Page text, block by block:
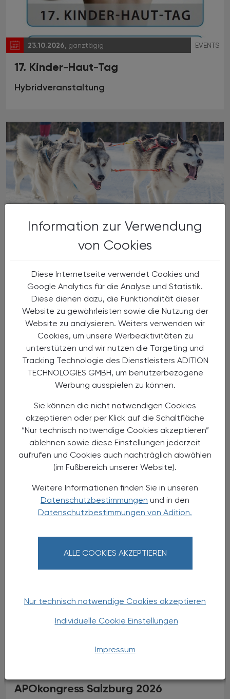
Information zur Verwendung
von Cookies
Diese Internetseite verwendet Cookies und
Google Analytics für die Analyse und Statistik.
Diese dienen dazu, die Funktionalität dieser
Website zu gewährleisten sowie die Nutzung der
Website zu analysieren. Weiters verwenden wir
Cookies, um unsere Werbeaktivitäten zu
unterstützen und wir nutzen die Targeting und
Tracking Technologie des Dienstleisters ADITION
TECHNOLOGIES GMBH, um benutzerbezogene
Werbung ausspielen zu können.
Sie können die nicht notwendigen Cookies
akzeptieren oder per Klick auf die Schaltfläche
“Nur technisch notwendige Cookies akzeptieren”
ablehnen sowie diese Einstellungen jederzeit
aufrufen und Cookies auch nachträglich abwählen
(im Fußbereich unserer Website).
Weitere Informationen finden Sie in unseren
Datenschutzbestimmungen und in den
Datenschutzbestimmungen von Adition.
ALLE COOKIES AKZEPTIEREN
Nur technisch notwendige Cookies akzeptieren
Individuelle Cookie Einstellungen
Impressum
23.10.2026 , ganztägig EVENTS
17. Kinder-Haut-Tag
Hybridveranstaltung
Effektive Kommunikation in der
Apotheke - Führen nach dem Husky
Prinzip
Seminar (12 AFP)
05.11.2026 - 06.11.2026, ganztägig EVENTS
28. Jahrestagung der ÖGPB
Jahrestagung der Österreichischen
Gesellschaft für Neuropharmakologie und
Biologische Psychiatrie
APOkongress Salzburg 2026